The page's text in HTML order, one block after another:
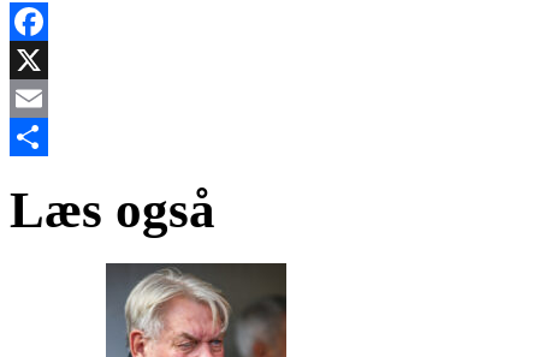
Facebook
X
Email
Læs også